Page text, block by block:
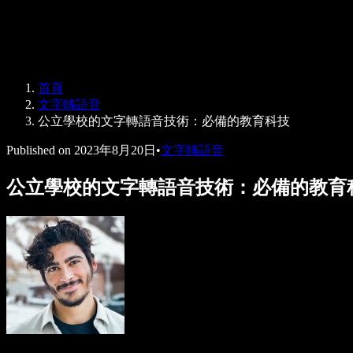
SIMBA 語音代理
Speechify 開發者專區
首頁
文字轉語音
公立學校的文字轉語音技術：必備的教育科技
Published on 2023年8月20日 •文字轉語音
公立學校的文字轉語音技術：必備的教育